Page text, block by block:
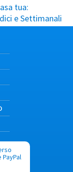
tua:
e Settimanali